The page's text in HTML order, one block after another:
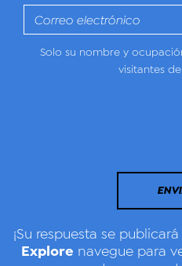
Solo su nombre y
visitantes
¡Su respuesta se
Explore navegue para